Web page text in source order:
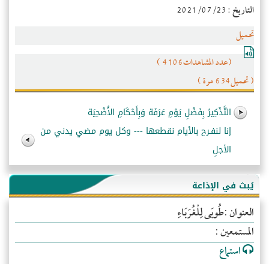
التاريخ : 2021/07/23
تحميل
(عدد المشاهدات4106 )
( تحميل634 مرة )
التَّذْكِيرُ بِفَضْلِ يَوْمِ عَرَفَة وَبِأَحْكَامِ الأُضْحِيَة
إنا لنفـرح بالأيام نقطعها --- وكل يوم مضي يدني من
الأجلِ
يُبث في الإذاعة
العنوان :طُوبَى لِلْغُرَبَاءِ
المستمعين :
استماع